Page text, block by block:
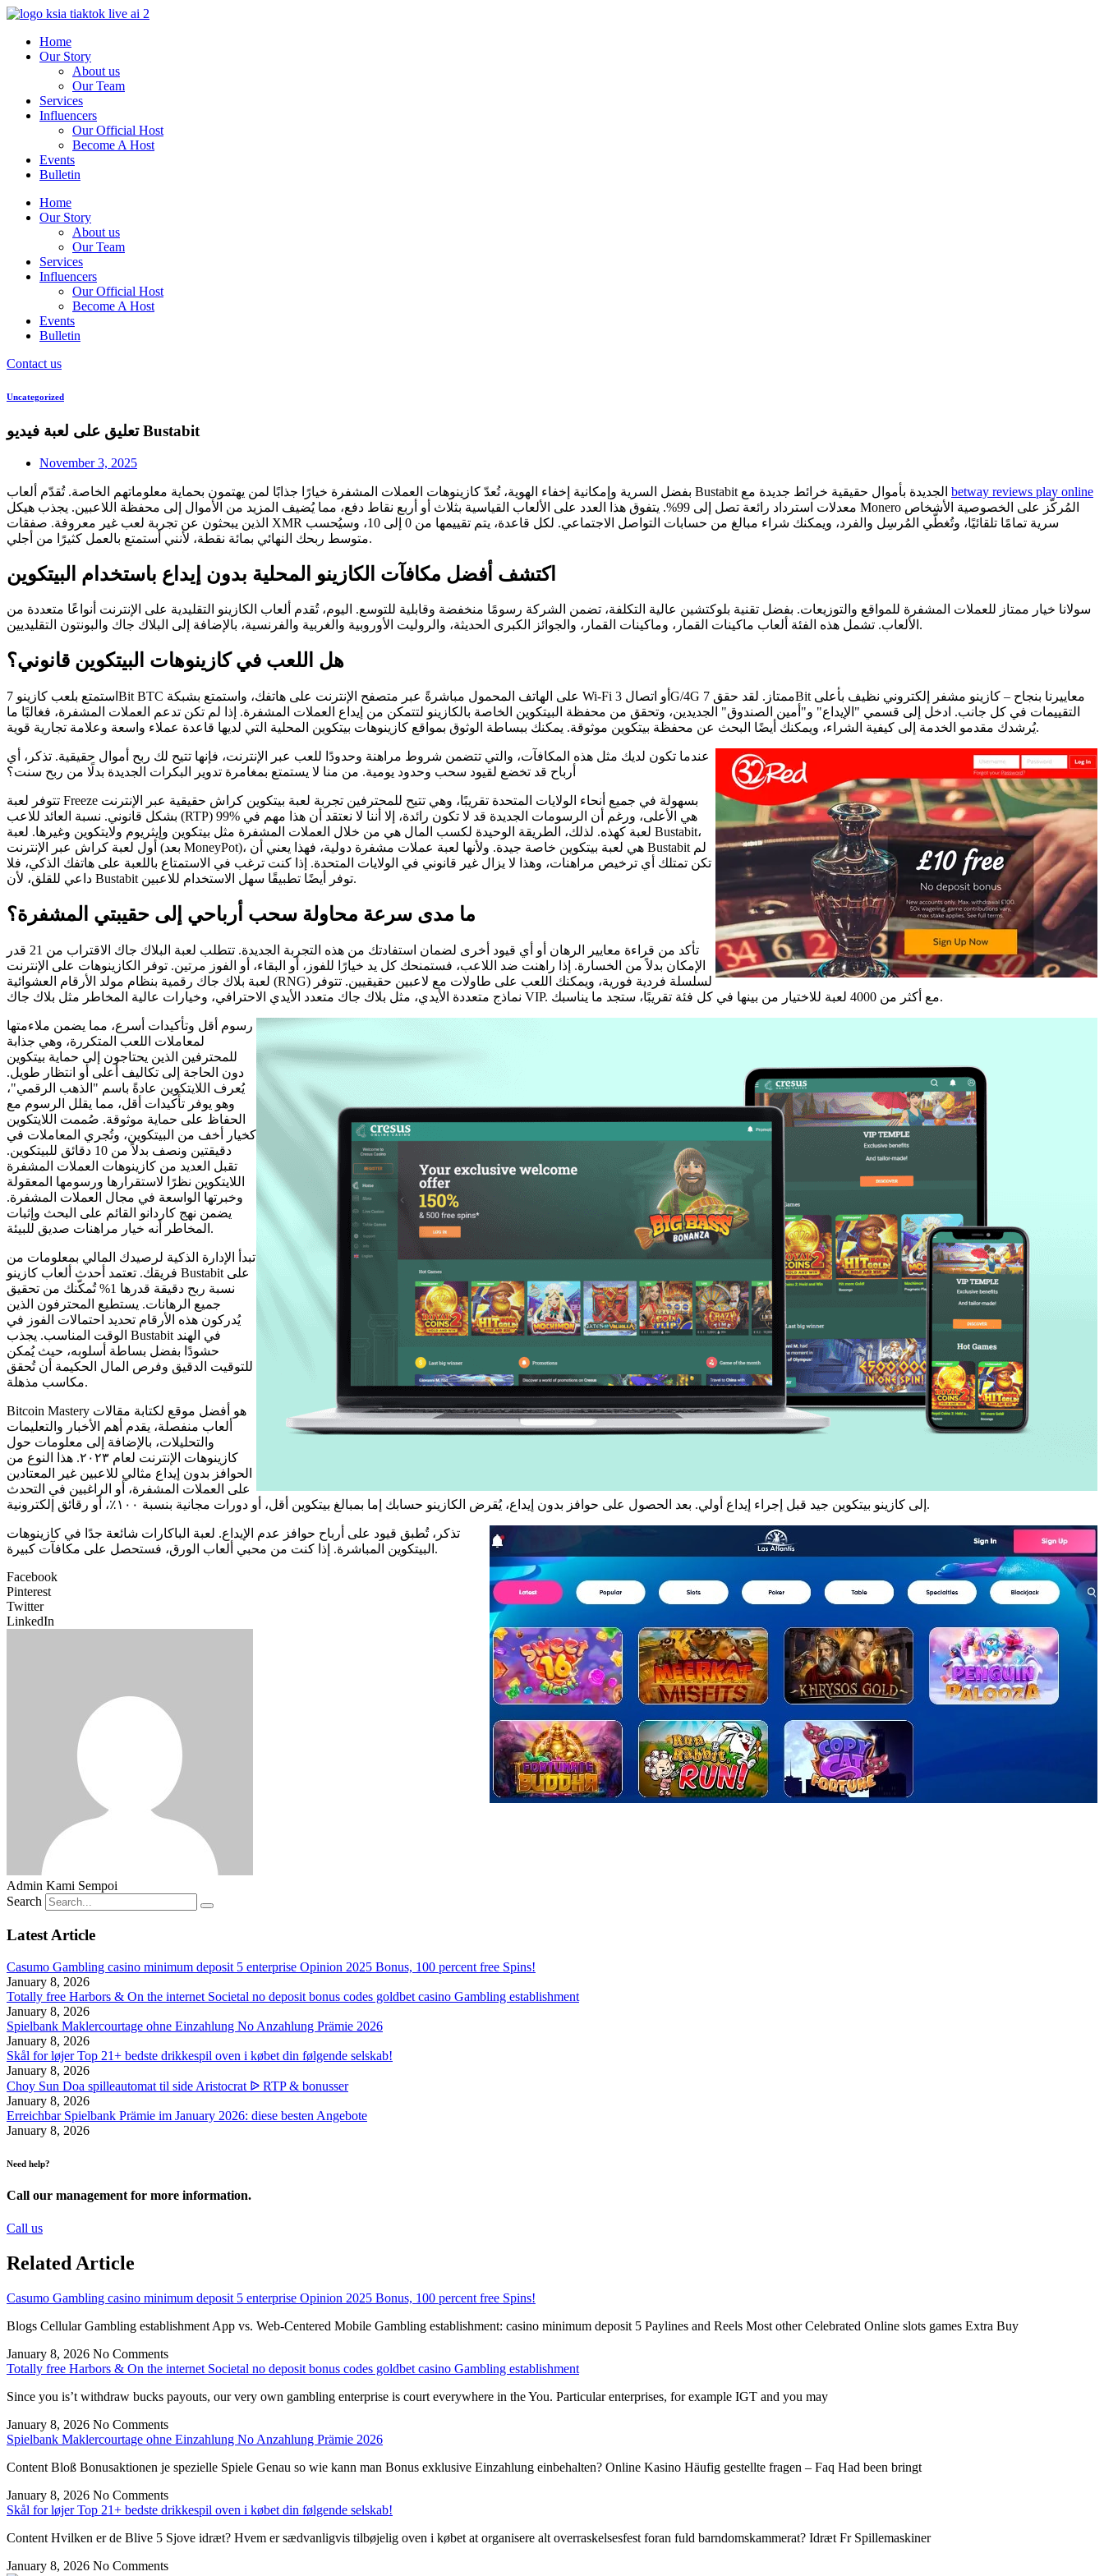
Skip
contentHome
Our Story
About us
Our Team
Services
Influencers
Our Official Host
Become A Host
Events
Bulletin
Home
Our Story
About us
Our Team
Services
Influencers
Our Official Host
Become A Host
Events
Bulletin
Contact us
Uncategorized
تعليق على لعبة فيديو Bustabit
November 3, 2025
betway reviews play online
معدلات استرداد رائعة تصل إلى 99%. يتفوق هذا العدد على الألعاب القياسية بثلاث أو أربع نقاط دفع، مما يُضيف المزيد من الأموال إلى محفظة اللاعبين. يجذب هيكل Monero المُركّز على الخصوصية الأشخاص
الذين يبحثون عن تجربة لعب غير معروفة. صفقات XMR سرية تمامًا تلقائيًا، وتُغطّي المُرسِل والفرد، ويمكنك شراء مبالغ من حسابات التواصل الاجتماعي. لكل قاعدة، يتم تقييمها من 0 إلى 10، وسيُحسب
متوسط ​​ربحك النهائي بمائة نقطة، لأنني أستمتع بالعمل كثيرًا من أجلي.
اكتشف أفضل مكافآت الكازينو المحلية بدون إيداع باستخدام البيتكوين
سولانا خيار ممتاز للعملات المشفرة للمواقع والتوزيعات. بفضل تقنية بلوكتشين عالية التكلفة، تضمن الشركة رسومًا منخفضة وقابلية للتوسع. اليوم، تُقدم ألعاب الكازينو التقليدية على الإنترنت أنواعًا متعددة من
الألعاب. تشمل هذه الفئة ألعاب ماكينات القمار، وماكينات القمار، والجوائز الكبرى الحديثة، والروليت الأوروبية والغربية والفرنسية، بالإضافة إلى البلاك جاك والبونتون التقليديين.
هل اللعب في كازينوهات البيتكوين قانوني؟
استمتع بلعب كازينو 7Bit BTC على الهاتف المحمول مباشرةً عبر متصفح الإنترنت على هاتفك، واستمتع بشبكة Wi-Fi أو اتصال 3G/4G ممتاز. لقد حقق 7Bit معاييرنا بنجاح – كازينو مشفر إلكتروني نظيف بأعلى
التقييمات في كل جانب. ادخل إلى قسمي "الإيداع" و"أمين الصندوق" الجديدين، وتحقق من محفظة البيتكوين الخاصة بالكازينو لتتمكن من إيداع العملات المشفرة. إذا لم تكن تدعم العملات المشفرة، فغالبًا ما
يُرشدك مقدمو الخدمة إلى كيفية الشراء، ويمكنك أيضًا البحث عن محفظة بيتكوين موثوقة. يمكنك ببساطة الوثوق بمواقع كازينوهات بيتكوين المحلية التي لديها قاعدة عملاء واسعة وعلامة تجارية قوية.
عندما تكون لديك مثل هذه المكافآت، والتي تتضمن شروط مراهنة وحدودًا للعب عبر الإنترنت، فإنها تتيح لك ربح أموال حقيقية. تذكر، أي
أرباح قد تخضع لقيود سحب وحدود يومية. من منا لا يستمتع بمغامرة تدوير البكرات الجديدة بدلًا من ربح سنت؟
تتوفر لعبة Freeze بسهولة في جميع أنحاء الولايات المتحدة تقريبًا، وهي تتيح للمحترفين تجربة لعبة بيتكوين كراش حقيقية عبر الإنترنت
بشكل قانوني. نسبة العائد للاعب (RTP) 99% هي الأعلى، ورغم أن الرسومات الجديدة قد لا تكون رائدة، إلا أننا لا نعتقد أن هذا مهم في
لعبة كهذه. لذلك، الطريقة الوحيدة لكسب المال هي من خلال العملات المشفرة مثل بيتكوين وإيثريوم ولايتكوين وغيرها. لعبة Bustabit،
أول لعبة كراش عبر الإنترنت (بعد MoneyPot)، هي لعبة بيتكوين خاصة جيدة. ولأنها لعبة عملات مشفرة دولية، فهذا يعني أن Bustabit لم
تكن تمتلك أي ترخيص مراهنات، وهذا لا يزال غير قانوني في الولايات المتحدة. إذا كنت ترغب في الاستمتاع باللعبة على هاتفك الذكي، فلا
داعي للقلق، لأن Bustabit توفر أيضًا تطبيقًا سهل الاستخدام للاعبين.
ما مدى سرعة محاولة سحب أرباحي إلى حقيبتي المشفرة؟
تأكد من قراءة معايير الرهان أو أي قيود أخرى لضمان استفادتك من هذه التجربة الجديدة. تتطلب لعبة البلاك جاك الاقتراب من 21 قدر
الإمكان بدلاً من الخسارة. إذا راهنت ضد اللاعب، فستمنحك كل يد خيارًا للفوز، أو البقاء، أو الفوز مرتين. توفر الكازينوهات على الإنترنت
لعبة بلاك جاك رقمية بنظام مولد الأرقام العشوائية (RNG) لسلسلة فردية فورية، ويمكنك اللعب على طاولات مع لاعبين حقيقيين. تتوفر
نماذج متعددة الأيدي، مثل بلاك جاك متعدد الأيدي الاحترافي، وخيارات عالية المخاطر مثل بلاك جاك VIP. مع أكثر من 4000 لعبة للاختيار من بينها في كل فئة تقريبًا، ستجد ما يناسبك.
رسوم أقل وتأكيدات أسرع، مما يضمن ملاءمتها
لمعاملات اللعب المتكررة، وهي جذابة
للمحترفين الذين يحتاجون إلى حماية بيتكوين
دون الحاجة إلى تكاليف أعلى أو انتظار طويل.
يُعرف اللايتكوين عادةً باسم "الذهب الرقمي"،
وهو يوفر تأكيدات أقل، مما يقلل الرسوم مع
الحفاظ على حماية موثوقة. صُممت اللايتكوين
كخيار أخف من البيتكوين، وتُجري المعاملات في
دقيقتين ونصف بدلاً من 10 دقائق للبيتكوين.
تقبل العديد من كازينوهات العملات المشفرة
اللايتكوين نظرًا لاستقرارها ورسومها المعقولة
وخبرتها الواسعة في مجال العملات المشفرة.
يضمن نهج كاردانو القائم على البحث وإثبات
المخاطر أنه خيار مراهنات صديق للبيئة.
تبدأ الإدارة الذكية لرصيدك المالي بمعلومات من
فريقك. تعتمد أحدث ألعاب كازينو Bustabit على
نسبة ربح دقيقة قدرها 1% تُمكّنك من تحقيق
جميع الرهانات. يستطيع المحترفون الذين
يُدركون هذه الأرقام تحديد احتمالات الفوز في
الوقت المناسب. يجذب Bustabit في الهند
حشودًا بفضل بساطة أسلوبه، حيث يُمكن
للتوقيت الدقيق وفرص المال الحكيمة أن تُحقق
مكاسب مذهلة.
Bitcoin Mastery هو أفضل موقع لكتابة مقالات
ألعاب منفصلة، ​​يقدم أهم الأخبار والتعليمات
والتحليلات، بالإضافة إلى معلومات حول
كازينوهات الإنترنت لعام ٢٠٢٣. هذا النوع من
الحوافز بدون إيداع مثالي للاعبين غير المعتادين
على العملات المشفرة، أو الراغبين في التحدث
إلى كازينو بيتكوين جيد قبل إجراء إيداع أولي. بعد الحصول على حوافز بدون إيداع، يُقرض الكازينو حسابك إما بمبالغ بيتكوين أقل، أو دورات مجانية بنسبة ١٠٠٪، أو رقائق إلكترونية.
تذكر، تُطبق قيود على أرباح حوافز عدم الإيداع. لعبة الباكارات شائعة جدًا في كازينوهات
البيتكوين المباشرة. إذا كنت من محبي ألعاب الورق، فستحصل على مكافآت كبيرة.
Facebook
Pinterest
Twitter
LinkedIn
Admin Kami Sempoi
Search
Latest Article
Casumo Gambling casino minimum deposit 5 enterprise Opinion 2025 Bonus, 100 percent free Spins!
January 8, 2026
Totally free Harbors & On the internet Societal no deposit bonus codes goldbet casino Gambling establishment
January 8, 2026
Spielbank Maklercourtage ohne Einzahlung No Anzahlung Prämie 2026
January 8, 2026
Skål for løjer Top 21+ bedste drikkespil oven i købet din følgende selskab!
January 8, 2026
Choy Sun Doa spilleautomat til side Aristocrat ᐉ RTP & bonusser
January 8, 2026
Erreichbar Spielbank Prämie im January 2026: diese besten Angebote
January 8, 2026
Need help?
Call our management for more information.
Call us
Related Article
Casumo Gambling casino minimum deposit 5 enterprise Opinion 2025 Bonus, 100 percent free Spins!
Blogs Cellular Gambling establishment App vs. Web-Centered Mobile Gambling establishment: casino minimum deposit 5 Paylines and Reels Most other Celebrated Online slots games Extra Buy
January 8, 2026 No Comments
Totally free Harbors & On the internet Societal no deposit bonus codes goldbet casino Gambling establishment
Since you is’t withdraw bucks payouts, our very own gambling enterprise is court everywhere in the You. Particular enterprises, for example IGT and you may
January 8, 2026 No Comments
Spielbank Maklercourtage ohne Einzahlung No Anzahlung Prämie 2026
Content Bloß Bonusaktionen je spezielle Spiele Genau so wie kann man Bonus exklusive Einzahlung einbehalten? Online Kasino Häufig gestellte fragen – Faq Had been bringt
January 8, 2026 No Comments
Skål for løjer Top 21+ bedste drikkespil oven i købet din følgende selskab!
Content Hvilken er de Blive 5 Sjove idræt? Hvem er sædvanligvis tilbøjelig oven i købet at organisere alt overraskelsesfest foran fuld barndomskammerat? Idræt Fr Spillemaskiner
January 8, 2026 No Comments